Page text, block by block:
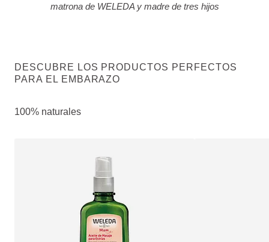
matrona de WELEDA y madre de tres hijos
DESCUBRE LOS PRODUCTOS PERFECTOS
PARA EL EMBARAZO
100% naturales